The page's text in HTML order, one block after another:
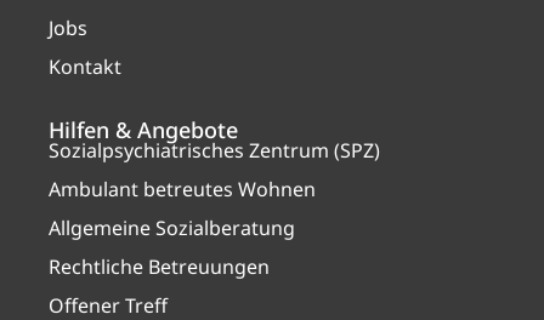
Jobs
Kontakt
Hilfen & Angebote
Sozialpsychiatrisches Zentrum (SPZ)
Ambulant betreutes Wohnen
Allgemeine Sozialberatung
Rechtliche Betreuungen
Offener Treff